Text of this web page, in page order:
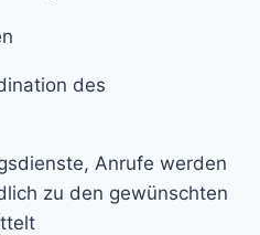
des
Anrufe werden
zu den gewünschten